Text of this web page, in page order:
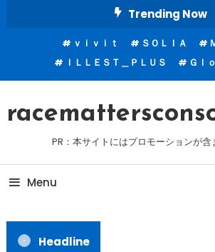
Trending Now
ｖｉｖｉｔ ＳＯＬＩＡ
ＩＬＬＥＳＴ＿ＰＬＵＳ
Ｇｌ
PR：本サイトにはプロモーションが含
Menu
Headline